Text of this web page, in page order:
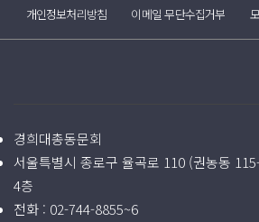
개인정보처리방침 이메일 무단수집거부
경희대총동문회
서울특별시 종로구 율곡로 110 (권농동
4층
전화 : 02-744-8855~6